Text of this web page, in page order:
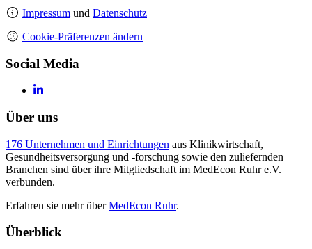
Impressum und Datenschutz
Cookie-Präferenzen ändern
Social Media
Über uns
176 Unternehmen und Einrichtungen aus Klinikwirtschaft,
Gesundheitsversorgung und -forschung sowie den zuliefernden
Branchen sind über ihre Mitgliedschaft im MedEcon Ruhr e.V.
verbunden.
Erfahren sie mehr überMedEcon Ruhr.
Überblick